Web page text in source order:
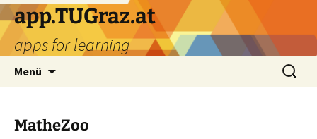
Zum
Inhalt
springen
app.TUGraz.at
apps for learning
Menü
Suchen
nach:
MatheZoo